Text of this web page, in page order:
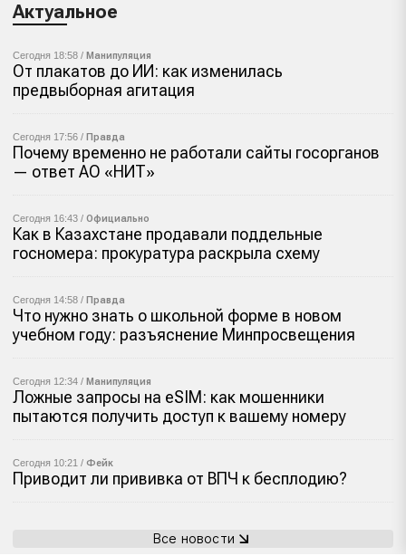
Актуальное
Сегодня 18:58 / Манипуляция
От плакатов до ИИ: как изменилась
предвыборная агитация
Сегодня 17:56 / Правда
Почему временно не работали сайты госорганов
— ответ АО «НИТ»
Сегодня 16:43 / Официально
Как в Казахстане продавали поддельные
госномера: прокуратура раскрыла схему
Сегодня 14:58 / Правда
Что нужно знать о школьной форме в новом
учебном году: разъяснение Минпросвещения
Сегодня 12:34 / Манипуляция
Ложные запросы на eSIM: как мошенники
пытаются получить доступ к вашему номеру
Сегодня 10:21 / Фейк
Приводит ли прививка от ВПЧ к бесплодию?
Все новости